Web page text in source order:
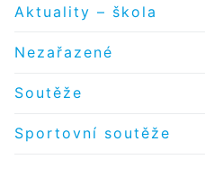
Aktuality – škola
Nezařazené
Soutěže
Sportovní soutěže